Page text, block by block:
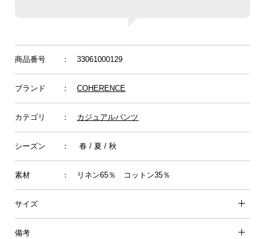
商品番号 ： 33061000129
ブランド ：COHERENCE
カテゴリ ： カジュアルパンツ
シーズン ： 春 / 夏 / 秋
素材 ： リネン65％ コットン35％
サイズ
備考